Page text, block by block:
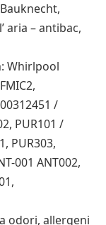
aria – antibac,
Whirlpool
/
PUR101 /
PUR303,
001 ANT002,
odori, allergeni